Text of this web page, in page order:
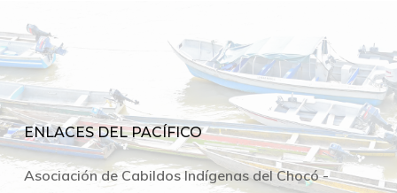
ENLACES DEL PACÍFICO
Asociación de Cabildos Indígenas del Chocó -